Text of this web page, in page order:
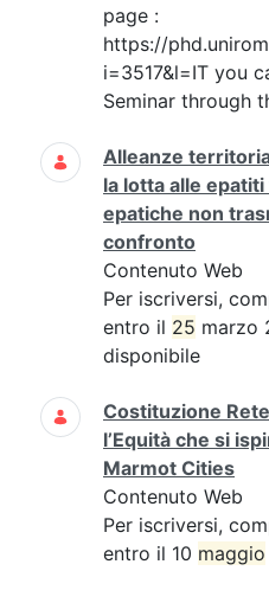
page :
https://
i=3517&l=IT you
Seminar through
Alleanze
la lotta alle
epatiche non
confronto
Contenuto Web
Per iscriversi,
entro il 25 marzo
disponibile
Costituzione
l’Equità che si
Marmot Cities
Contenuto Web
Per iscriversi,
entro il 10 maggio